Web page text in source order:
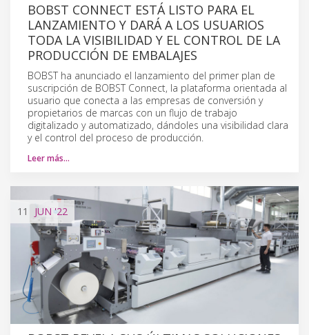
BOBST CONNECT ESTÁ LISTO PARA EL
LANZAMIENTO Y DARÁ A LOS USUARIOS
TODA LA VISIBILIDAD Y EL CONTROL DE LA
PRODUCCIÓN DE EMBALAJES
BOBST ha anunciado el lanzamiento del primer plan de
suscripción de BOBST Connect, la plataforma orientada al
usuario que conecta a las empresas de conversión y
propietarios de marcas con un flujo de trabajo
digitalizado y automatizado, dándoles una visibilidad clara
y el control del proceso de producción.
Leer más…
11 JUN '22